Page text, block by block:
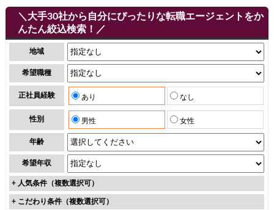
＼大手30社から自分にぴったりな転職エージェントをか
んたん絞込検索！／
地域
希望職種
正社員経験 あり なし
性別 男性 女性
年齢
希望年収
+ 人気条件（複数選択可）
+ こだわり条件（複数選択可）